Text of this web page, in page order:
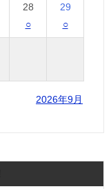
28
○
29
○
2026年9月